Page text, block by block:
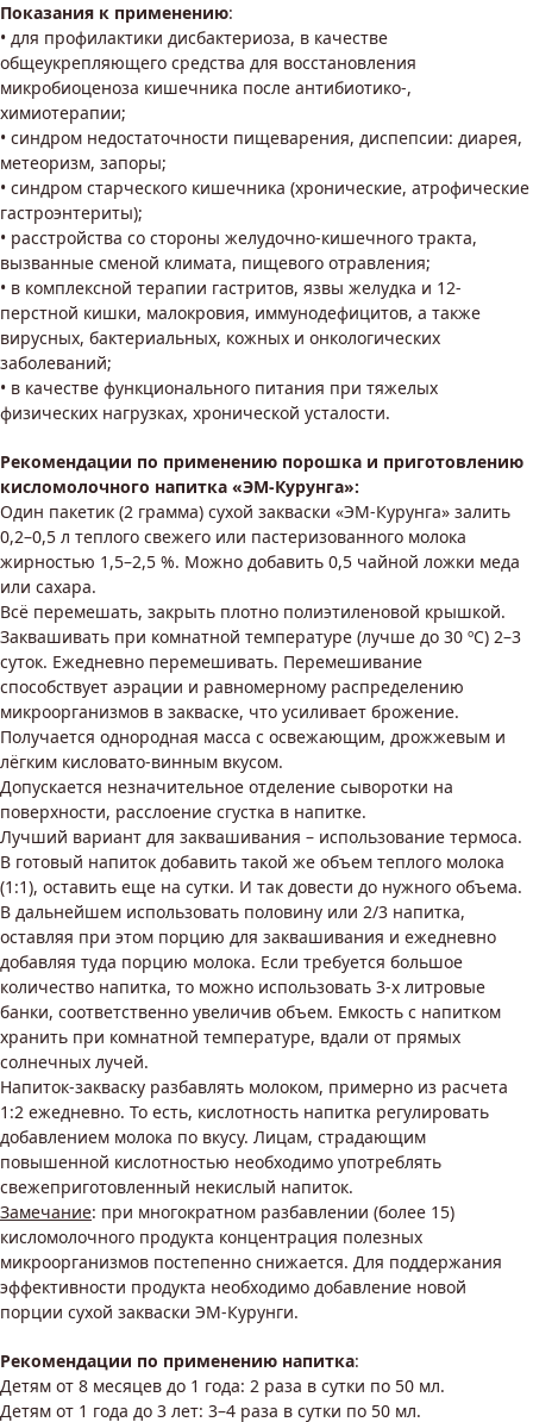
Показания к применению:
• для профилактики дисбактериоза, в качестве
общеукрепляющего средства для восстановления
микробиоценоза кишечника после антибиотико-,
химиотерапии;
• синдром недостаточности пищеварения, диспепсии: диарея,
метеоризм, запоры;
• синдром старческого кишечника (хронические, атрофические
гастроэнтериты);
• расстройства со стороны желудочно-кишечного тракта,
вызванные сменой климата, пищевого отравления;
• в комплексной терапии гастритов, язвы желудка и 12-
перстной кишки, малокровия, иммунодефицитов, а также
вирусных, бактериальных, кожных и онкологических
заболеваний;
• в качестве функционального питания при тяжелых
физических нагрузках, хронической усталости.
Рекомендации по применению порошка и приготовлению
кисломолочного напитка «ЭМ-Курунга»:
Один пакетик (2 грамма) сухой закваски «ЭМ-Курунга» залить
0,2–0,5 л теплого свежего или пастеризованного молока
жирностью 1,5–2,5 %. Можно добавить 0,5 чайной ложки меда
или сахара.
Всё перемешать, закрыть плотно полиэтиленовой крышкой.
Заквашивать при комнатной температуре (лучше до 30 ºС) 2–3
суток. Ежедневно перемешивать. Перемешивание
способствует аэрации и равномерному распределению
микроорганизмов в закваске, что усиливает брожение.
Получается однородная масса с освежающим, дрожжевым и
лёгким кисловато-винным вкусом.
Допускается незначительное отделение сыворотки на
поверхности, расслоение сгустка в напитке.
Лучший вариант для заквашивания – использование термоса.
В готовый напиток добавить такой же объем теплого молока
(1:1), оставить еще на сутки. И так довести до нужного объема.
В дальнейшем использовать половину или 2/3 напитка,
оставляя при этом порцию для заквашивания и ежедневно
добавляя туда порцию молока. Если требуется большое
количество напитка, то можно использовать 3-х литровые
банки, соответственно увеличив объем. Емкость с напитком
хранить при комнатной температуре, вдали от прямых
солнечных лучей.
Напиток-закваску разбавлять молоком, примерно из расчета
1:2 ежедневно. То есть, кислотность напитка регулировать
добавлением молока по вкусу. Лицам, страдающим
повышенной кислотностью необходимо употреблять
свежеприготовленный некислый напиток.
Замечание: при многократном разбавлении (более 15)
кисломолочного продукта концентрация полезных
микроорганизмов постепенно снижается. Для поддержания
эффективности продукта необходимо добавление новой
порции сухой закваски ЭМ-Курунги.
Рекомендации по применению напитка:
Детям от 8 месяцев до 1 года: 2 раза в сутки по 50 мл.
Детям от 1 года до 3 лет: 3–4 раза в сутки по 50 мл.